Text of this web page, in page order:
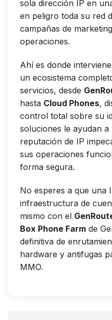
sola dirección IP en
en peligro toda su red
campañas de
operaciones.
Ahí es donde interviene
un ecosistema
servicios, desde
hasta Cloud Phones,
control total sobre su
soluciones le ayudan
reputación de IP
sus operaciones
forma segura.
No esperes a que una
infraestructura de
mismo con el
Box Phone Farm de
definitiva de
hardware y antifugas
MMO.